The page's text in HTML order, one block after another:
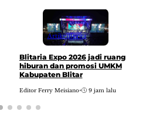
ArtikelBerita
Blitaria Expo 2026 jadi ruang
hiburan dan promosi UMKM
Kabupaten Blitar
Editor Ferry Meisiano• 9 jam lalu